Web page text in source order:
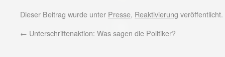
Dieser Beitrag wurde unter Presse, Reaktivierung
← Unterschriftenaktion: Was sagen die Politiker?